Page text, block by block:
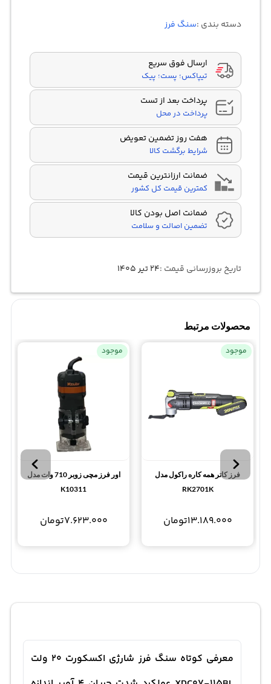
دسته بندی :سنگ فرز
ارسال فوق سریع
تیپاکس؛ پست؛ پیک
پرداخت بعد از تست
پرداخت در محل
هفت روز تضمین تعویض
شرایط برگشت کالا
ضمانت ارزانترین قیمت
کمترین قیمت کل کشور
ضمانت اصل بودن کالا
تضمین اصالت و سلامت
تاریخ بروزرسانی قیمت :۲۴ تیر ۱۴۰۵
محصولات مرتبط
موجود
فرز کاتر همه کاره راکول مدل
RK2701K
13.189.000تومان
موجود
اور فرز مچی زوبر 710 وات مدل
K10311
7.623.000تومان
معرفی کوتاه سنگ فرز شارژی اکسکورت 20 ولت